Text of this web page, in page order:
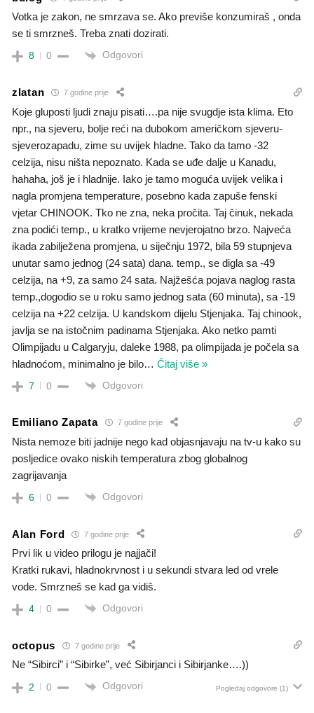
Votka je zakon, ne smrzava se. Ako previše konzumiraš , onda
se ti smrzneš. Treba znati dozirati.
8 0 Odgovori
zlatan 7 godine prije
Koje gluposti ljudi znaju pisati….pa nije svugdje ista klima. Eto
npr., na sjeveru, bolje reći na dubokom američkom sjeveru-
sjeverozapadu, zime su uvijek hladne. Tako da tamo -32
celzija, nisu ništa nepoznato. Kada se uđe dalje u Kanadu,
hahaha, još je i hladnije. Iako je tamo moguća uvijek velika i
nagla promjena temperature, posebno kada zapuše fenski
vjetar CHINOOK. Tko ne zna, neka pročita. Taj činuk, nekada
zna podići temp., u kratko vrijeme nevjerojatno brzo. Najveća
ikada zabilježena promjena, u siječnju 1972, bila 59 stupnjeva
unutar samo jednog (24 sata) dana. temp., se digla sa -49
celzija, na +9, za samo 24 sata. Najžešća pojava naglog rasta
temp.,dogodio se u roku samo jednog sata (60 minuta), sa -19
celzija na +22 celzija. U kandskom dijelu Stjenjaka. Taj chinook,
javlja se na istočnim padinama Stjenjaka. Ako netko pamti
Olimpijadu u Calgaryju, daleke 1988, pa olimpijada je počela sa
hladnoćom, minimalno je bilo… Čitaj više »
7 0 Odgovori
Emiliano Zapata 7 godine prije
Nista nemoze biti jadnije nego kad objasnjavaju na tv-u kako su
posljedice ovako niskih temperatura zbog globalnog
zagrijavanja
6 0 Odgovori
Alan Ford 7 godine prije
Prvi lik u video prilogu je najjači!
Kratki rukavi, hladnokrvnost i u sekundi stvara led od vrele
vode. Smrzneš se kad ga vidiš.
4 0 Odgovori
octopus 7 godine prije
Ne “Sibirci” i “Sibirke”, već Sibirjanci i Sibirjanke….))
2 0 Odgovori Pogledaj odgovore (1)